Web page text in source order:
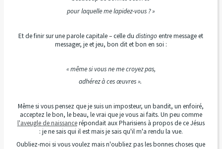
pour laquelle me lapidez-vous ? »
Et de finir sur une parole capitale – celle dudistingoentremessage et
messager, je et jeu, bon dit et bon en soi :
« même si vous ne me croyez pas,
adhérez à ces œuvres ».
Même si vous pensez que je suis un imposteur, un bandit, un enfoiré,
acceptez le bon, le beau, le vrai que je vous ai faits. Un peu comme
l'aveugle de naissancerépondait aux Pharisiens à propos de ce Jésus
: je ne sais qui il est mais je sais qu'il m'a rendu la vue.
Oubliez-moi si vous voulez mais n'oubliez pas les bonnes choses que